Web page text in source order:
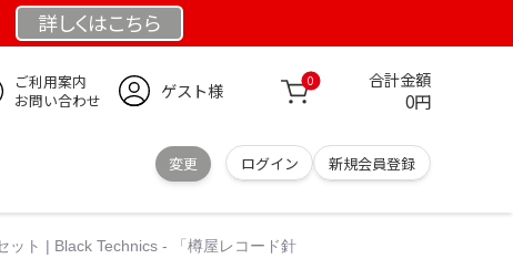
詳しくはこちら
ご利用案内
お問い合わせ
ゲスト様 0 合計金額
0円
変更 ログイン 新規会員登録
ット | Black Technics - 「樽屋レコード針